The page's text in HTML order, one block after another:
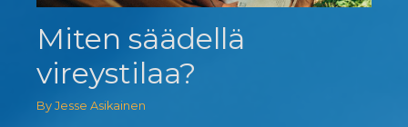
Miten säädellä
vireystilaa?
By Jesse Asikainen